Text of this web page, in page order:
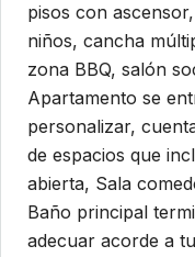
pisos con
niños, cancha
zona BBQ, salón
Apartamento se
personalizar,
de espacios que
abierta, Sala
Baño principal
adecuar acorde a